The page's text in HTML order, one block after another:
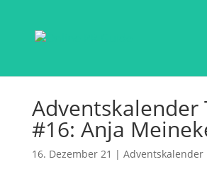
Adventskalender
#16: Anja
16. Dezember 21 | Adventskalender